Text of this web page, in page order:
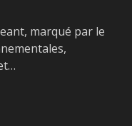
marqué par le